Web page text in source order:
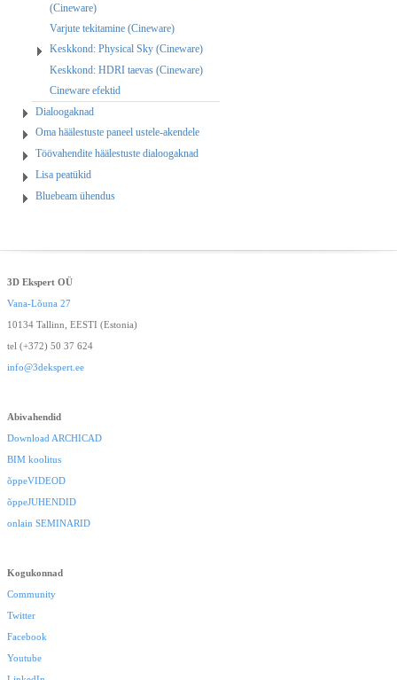
(Cineware)
Varjute tekitamine (Cineware)
Keskkond: Physical Sky (Cineware)
Keskkond: HDRI taevas (Cineware)
Cineware efektid
Dialoogaknad
Oma häälestuste paneel ustele-akendele
Töövahendite häälestuste dialoogaknad
Lisa peatükid
Bluebeam ühendus
3D Ekspert OÜ
Vana-Lõuna 27
10134 Tallinn, EESTI (Estonia)
tel (+372) 50 37 624
info@3dekspert.ee
Abivahendid
Download ARCHICAD
BIM koolitus
õppeVIDEOD
õppeJUHENDID
onlain SEMINARID
Kogukonnad
Community
Twitter
Facebook
Youtube